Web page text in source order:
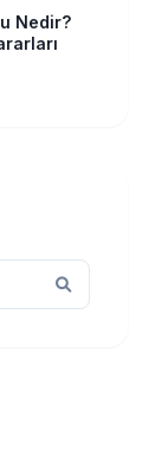
Nedir?